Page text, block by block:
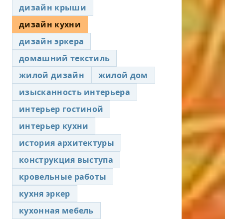
дизайн крыши
дизайн кухни
дизайн эркера
домашний текстиль
жилой дизайн
жилой дом
изысканность интерьера
интерьер гостиной
интерьер кухни
история архитектуры
конструкция выступа
кровельные работы
кухня эркер
кухонная мебель